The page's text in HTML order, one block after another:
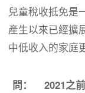
兒童稅收抵免是
產生以來已經擴
中低收入的家庭
問：
2021之